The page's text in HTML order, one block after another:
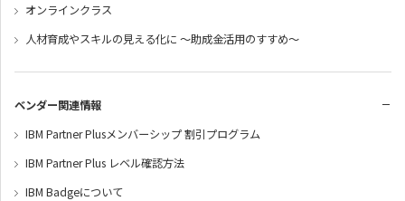
オンラインクラス
人材育成やスキルの見える化に ～助成金活用のすすめ～
ベンダー関連情報
IBM Partner Plusメンバーシップ 割引プログラム
IBM Partner Plus レベル確認方法
IBM Badgeについて